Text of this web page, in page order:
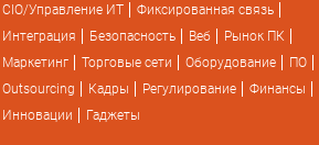
CIO/Управление ИТ
Фиксированная связь
Интеграция
Безопасность Веб
Рынок ПК
Маркетинг
Торговые сети Оборудование
ПО
Outsourcing
Кадры Регулирование
Финансы
Инновации
Гаджеты